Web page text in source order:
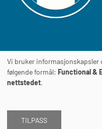
Journalens
2026 © Journalen
Vi bruker informasjonskapsler
følgende formål: Functional &
nettstedet.
TILPASS